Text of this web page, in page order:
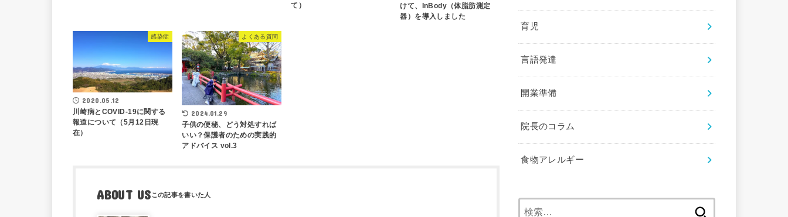
て）
けて、InBody（体脂肪測定
器）を導入しました
感染症
2020.05.12
川崎病とCOVID-19に関する
報道について（5月12日現
在）
よくある質問
2024.01.29
子供の便秘、どう対処すれば
いい？保護者のための実践的
アドバイス vol.3
ABOUT US
育児
言語発達
開業準備
院長のコラム
食物アレルギー